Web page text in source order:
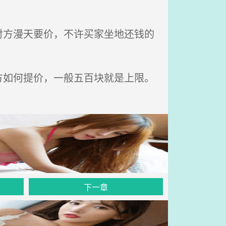
漫天要价，不许买家坐地还钱的
何提价，一般五百块就是上限。
下一章